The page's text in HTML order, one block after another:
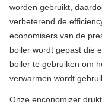
worden gebruikt,
verbeterend de
economisers van de
boiler wordt gepast die
boiler te gebruiken om
verwarmen wordt
Onze enconomizer